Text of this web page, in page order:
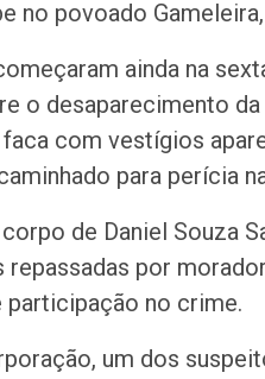
no povoado
ainda na
o desaparecimento
com vestígios
para perícia
de Daniel Souza
repassadas por
no crime.
um dos